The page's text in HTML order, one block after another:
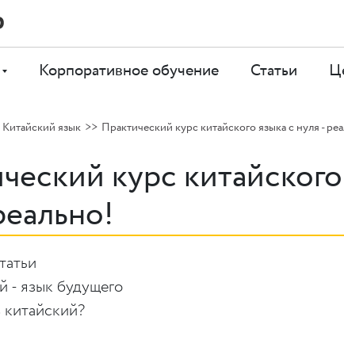
Корпоративное обучение Статьи
Китайский язык Практический курс китайского языка с нуля -
курс
- язык будущего